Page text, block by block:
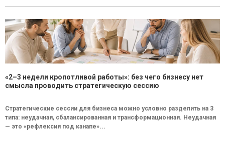
«2–3 недели кропотливой работы»: без чего бизнесу нет
смысла проводить стратегическую сессию
Стратегические сессии для бизнеса можно условно разделить на 3
типа: неудачная, сбалансированная и трансформационная. Неудачная
— это «рефлексия под канапе»...